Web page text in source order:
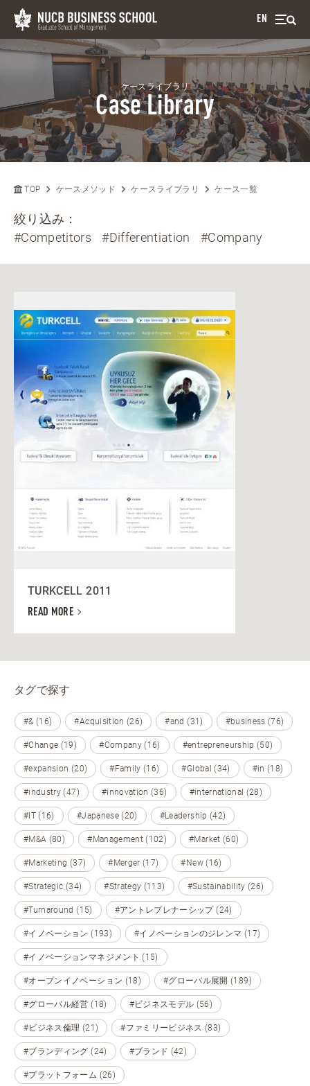
EN
ケースライブラリ
Case Library
TOP ケースメソッド ケースライブラリ ケース一覧
絞り込み：
#Competitors
#Differentiation #Company
TURKCELL 2011
READ MORE
タグで探す
#& (16) #Acquisition (26) #and (31) #business (76)
#Change (19) #Company (16) #entrepreneurship (50)
#expansion (20) #Family (16) #Global (34) #in (18)
#industry (47) #innovation (36) #international (28)
#IT (16) #Japanese (20) #Leadership (42)
#M&A (80) #Management (102) #Market (60)
#Marketing (37) #Merger (17) #New (16)
#Strategic (34) #Strategy (113) #Sustainability (26)
#Turnaround (15) #アントレプレナーシップ (24)
#イノベーション (193) #イノベーションのジレンマ (17)
#イノベーションマネジメント (15)
#オープンイノベーション (18) #グローバル展開 (189)
#グローバル経営 (18) #ビジネスモデル (56)
#ビジネス倫理 (21) #ファミリービジネス (83)
#ブランディング (24) #ブランド (42)
#プラットフォーム (26)